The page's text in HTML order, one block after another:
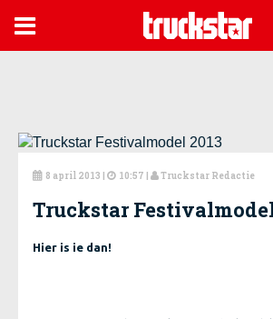

 8 april 2013 |  10:57 | Truckstar Redactie
Truckstar
Hier is ie dan!